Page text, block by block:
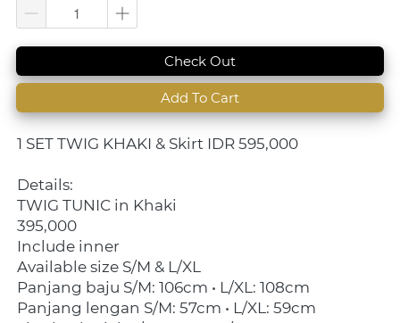
`
Check Out
`
Add To Cart
1 SET TWIG KHAKI & Skirt IDR 595,000
Details:
TWIG TUNIC in Khaki
395,000
Include inner
Available size S/M & L/XL
Panjang baju S/M: 106cm • L/XL: 108cm
Panjang lengan S/M: 57cm • L/XL: 59cm